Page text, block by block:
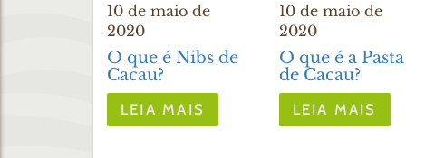
10 de maio de
2020
O que é Nibs de
Cacau?
LEIA MAIS
10 de maio de
2020
O que é a Pasta
de Cacau?
LEIA MAIS